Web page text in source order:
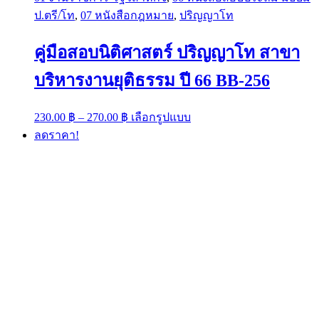
ป.ตรี/โท, 07 หนังสือกฎหมาย, ปริญญาโท
คู่มือสอบนิติศาสตร์ ปริญญาโท สาขา
บริหารงานยุติธรรม ปี 66 BB-256
230.00 ฿ – 270.00 ฿ Price
range:
เลือกรูปแบบ
product
ลดราคา!